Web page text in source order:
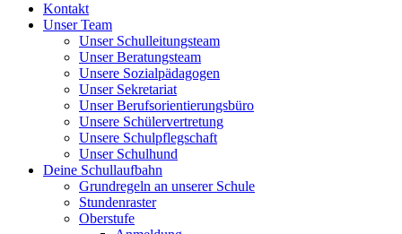
Kontakt
Unser Team
Unser Schulleitungsteam
Unser Beratungsteam
Unsere Sozialpädagogen
Unser Sekretariat
Unser Berufsorientierungsbüro
Unsere Schülervertretung
Unsere Schulpflegschaft
Unser Schulhund
Deine Schullaufbahn
Grundregeln an unserer Schule
Stundenraster
Oberstufe